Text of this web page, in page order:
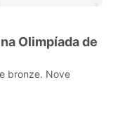
Olimpíada de
bronze. Nove